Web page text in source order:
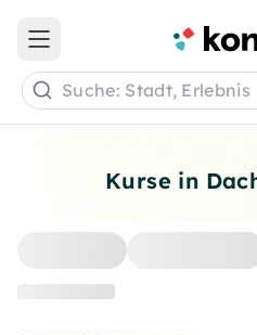
Kurse in
Open main menu
Suche: Stadt, Erlebnis